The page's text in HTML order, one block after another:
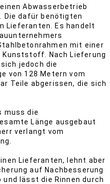
Abwasserbetrieb
Die dafür benötigten
Lieferanten. Es handelt
mit einer
Kunststoff. Nach Lieferung
jedoch die
von 128 Metern vom
Teile abgerissen, die sich
muss die
Länge ausgebaut
verlangt vom
Lieferanten, lehnt aber
auf Nachbesserung
lässt die Rinnen durch